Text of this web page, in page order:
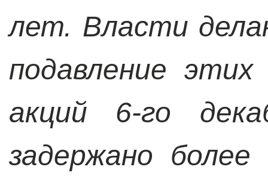
лет. Власти
подавление
акций 6-го
задержано более